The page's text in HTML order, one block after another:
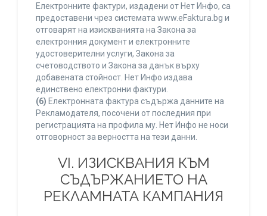
Електронните фактури, издадени от Нет Инфо, са
предоставени чрез системата www.eFaktura.bg и
отговарят на изискванията на Закона за
електронния документ и електронните
удостоверителни услуги, Закона за
счетоводството и Закона за данък върху
добавената стойност. Нет Инфо издава
единствено електронни фактури.
(6) Електронната фактура съдържа данните на
Рекламодателя, посочени от последния при
регистрацията на профила му. Нет Инфо не носи
отговорност за верността на тези данни.
VI. ИЗИСКВАНИЯ КЪМ
СЪДЪРЖАНИЕТО НА
РЕКЛАМНАТА КАМПАНИЯ